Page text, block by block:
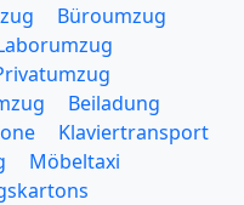
Büroumzug
Beiladung
Klaviertransport
Möbeltaxi